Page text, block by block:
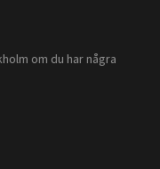
om du har några